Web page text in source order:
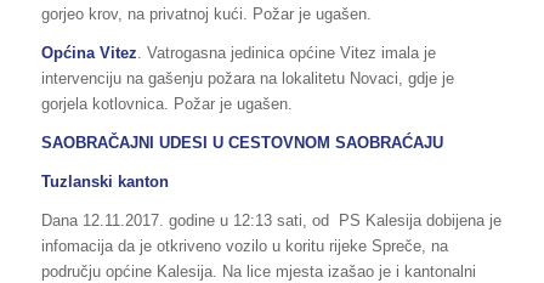
gorjeo krov, na privatnoj kući. Požar je ugašen.
Općina Vitez. Vatrogasna jedinica općine Vitez imala je
intervenciju na gašenju požara na lokalitetu Novaci, gdje je
gorjela kotlovnica. Požar je ugašen.
SAOBRAČAJNI UDESI U CESTOVNOM SAOBRAĆAJU
Tuzlanski kanton
Dana 12.11.2017. godine u 12:13 sati, od PS Kalesija dobijena je
infomacija da je otkriveno vozilo u koritu rijeke Spreče, na
području općine Kalesija. Na lice mjesta izašao je i kantonalni